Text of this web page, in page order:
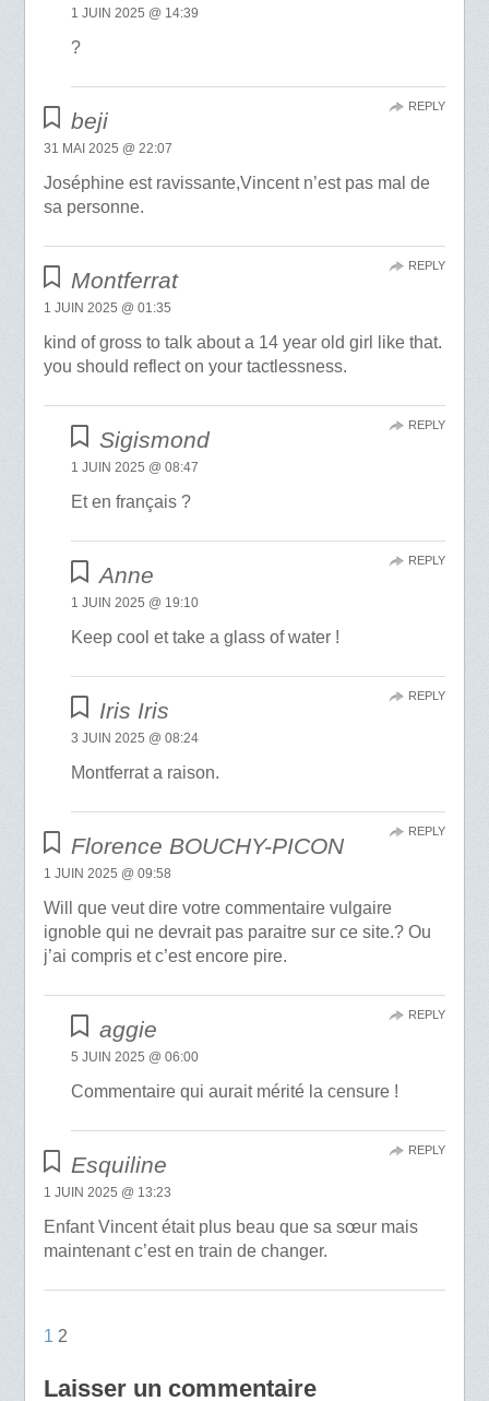
1 JUIN 2025 @ 14:39
?
beji
31 MAI 2025 @ 22:07
Joséphine est ravissante,Vincent n’est pas mal de
sa personne.
REPLY
Montferrat
1 JUIN 2025 @ 01:35
kind of gross to talk about a 14 year old girl like that.
you should reflect on your tactlessness.
REPLY
Sigismond
1 JUIN 2025 @ 08:47
Et en français ?
REPLY
Anne
1 JUIN 2025 @ 19:10
Keep cool et take a glass of water !
REPLY
Iris Iris
3 JUIN 2025 @ 08:24
Montferrat a raison.
REPLY
Florence BOUCHY-PICON
1 JUIN 2025 @ 09:58
Will que veut dire votre commentaire vulgaire
ignoble qui ne devrait pas paraitre sur ce site.? Ou
j’ai compris et c’est encore pire.
REPLY
aggie
5 JUIN 2025 @ 06:00
Commentaire qui aurait mérité la censure !
REPLY
Esquiline
1 JUIN 2025 @ 13:23
Enfant Vincent était plus beau que sa sœur mais
maintenant c’est en train de changer.
REPLY
1 2
Laisser un commentaire